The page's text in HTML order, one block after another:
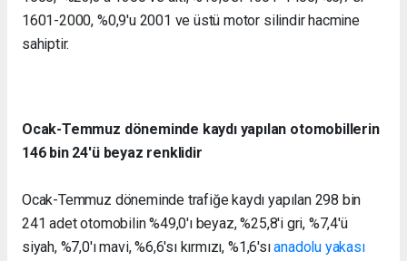
1601-2000, %0,9'u 2001 ve üstü motor silindir hacmine
sahiptir.
Ocak-Temmuz döneminde kaydı yapılan otomobillerin
146 bin 24'ü beyaz renklidir
Ocak-Temmuz döneminde trafiğe kaydı yapılan 298 bin
241 adet otomobilin %49,0'ı beyaz, %25,8'i gri, %7,4'ü
siyah, %7,0'ı mavi, %6,6'sı kırmızı, %1,6'sıanadolu yakası